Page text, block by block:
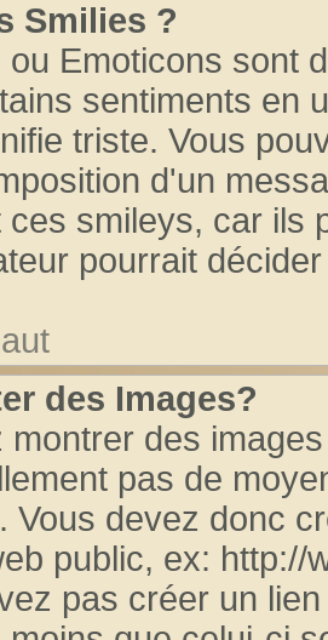
Smilies ?
ou Emoticons sont
sentiments en
triste. Vous
d'un
ces smileys, car ils
pourrait
des Images?
montrer des
pas de
Vous devez donc
public, ex: http://
pas créer un